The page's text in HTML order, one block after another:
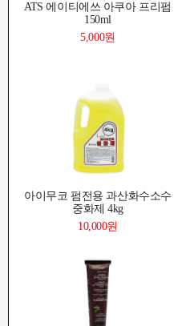
ATS 에이티에쓰 아쿠아 프리펌
150ml
5,000원
아이무코 펌전용 과산화수소수
중화제 4kg
10,000원